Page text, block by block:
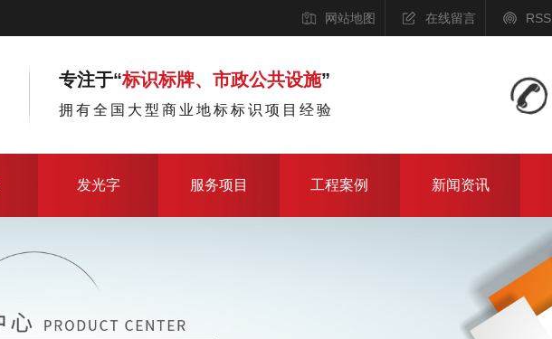
网站地图 在线留言 RSS
专注于“标识标牌、市政公共设施”
拥有全国大型商业地标标识项目经验
发光字 服务项目 工程案例 新闻资讯